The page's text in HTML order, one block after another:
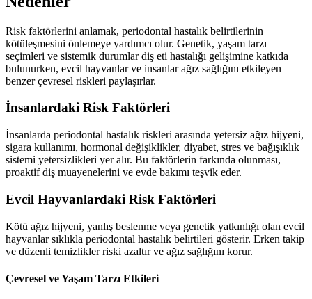
Risk faktörlerini anlamak, periodontal hastalık belirtilerinin
kötüleşmesini önlemeye yardımcı olur. Genetik, yaşam tarzı
seçimleri ve sistemik durumlar diş eti hastalığı gelişimine katkıda
bulunurken, evcil hayvanlar ve insanlar ağız sağlığını etkileyen
benzer çevresel riskleri paylaşırlar.
İnsanlardaki Risk Faktörleri
İnsanlarda periodontal hastalık riskleri arasında yetersiz ağız hijyeni,
sigara kullanımı, hormonal değişiklikler, diyabet, stres ve bağışıklık
sistemi yetersizlikleri yer alır. Bu faktörlerin farkında olunması,
proaktif diş muayenelerini ve evde bakımı teşvik eder.
Evcil Hayvanlardaki Risk Faktörleri
Kötü ağız hijyeni, yanlış beslenme veya genetik yatkınlığı olan evcil
hayvanlar sıklıkla periodontal hastalık belirtileri gösterir. Erken takip
ve düzenli temizlikler riski azaltır ve ağız sağlığını korur.
Çevresel ve Yaşam Tarzı Etkileri